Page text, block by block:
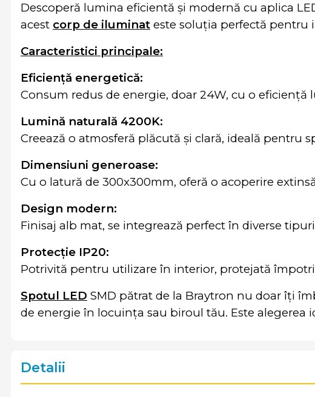
Descoperă lumina eficientă și modernă cu aplica
acest corp de iluminat este soluția perfectă
Caracteristici principale:
Eficiență energetică:
Consum redus de energie, doar 24W, cu o
Lumină naturală 4200K:
Creează o atmosferă plăcută și clară, ideală pentru
Dimensiuni generoase:
Cu o latură de 300x300mm, oferă o acoperire
Design modern:
Finisaj alb mat, se integrează perfect în diverse
Protecție IP20:
Potrivită pentru utilizare în interior, protejată
Spotul LED SMD pătrat de la Braytron nu doar îți
de energie în locuința sau biroul tău. Este
Detalii